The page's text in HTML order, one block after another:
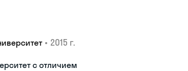
• 2015 г.
с отличием